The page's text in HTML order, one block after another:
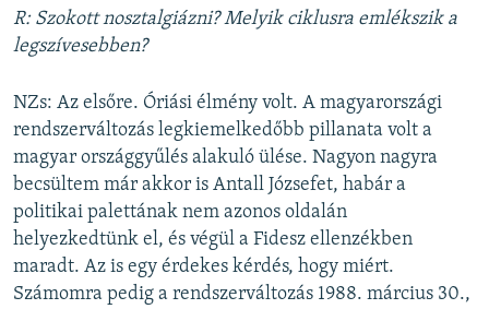
R: Szokott nosztalgiázni? Melyik ciklusra emlékszik a
legszívesebben?
NZs: Az elsőre. Óriási élmény volt. A magyarországi
rendszerváltozás legkiemelkedőbb pillanata volt a
magyar országgyűlés alakuló ülése. Nagyon nagyra
becsültem már akkor is Antall Józsefet, habár a
politikai palettának nem azonos oldalán
helyezkedtünk el, és végül a Fidesz ellenzékben
maradt. Az is egy érdekes kérdés, hogy miért.
Számomra pedig a rendszerváltozás 1988. március 30.,